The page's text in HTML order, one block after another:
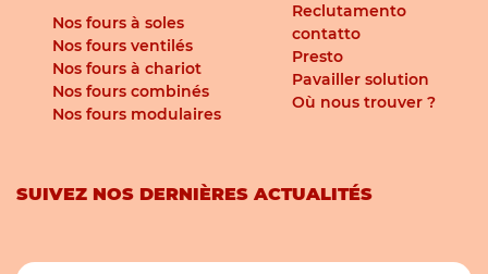
Nos fours à soles
Nos fours ventilés
Nos fours à chariot
Nos fours combinés
Nos fours modulaires
Reclutamento
contatto
Presto
Pavailler solution
Où nous trouver ?
SUIVEZ NOS DERNIÈRES ACTUALITÉS